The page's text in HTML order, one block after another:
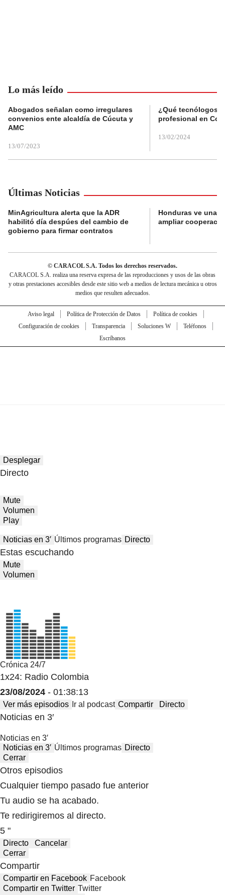
Lo más leído
Abogados señalan como irregulares
convenios ente alcaldía de Cúcuta y
AMC
13/07/2023
¿Qué tecnólogos
profesional en
13/02/2024
Últimas Noticias
MinAgricultura alerta que la ADR
habilitó día despúes del cambio de
gobierno para firmar contratos
Honduras ve una
ampliar
© CARACOL S.A. Todos los derechos reservados.
CARACOL S.A. realiza una reserva expresa de las reproducciones y usos de las obras
y otras prestaciones accesibles desde este sitio web a medios de lectura mecánica u otros
medios que resulten adecuados.
Aviso legal Política de Protección de Datos
Política de cookies
Configuración de cookies
Transparencia Soluciones W
Teléfonos
Escríbanos
Desplegar
Directo
Mute
Volumen
Play
Noticias en 3′ Últimos programas Directo
Estas escuchando
Mute
Volumen
Crónica 24/7
1x24: Radio Colombia
23/08/2024 - 01:38:13
Ver más episodios Ir al podcast Compartir Directo
Noticias en 3′
Noticias en 3′
Noticias en 3′ Últimos programas Directo
Cerrar
Otros episodios
Cualquier tiempo pasado fue anterior
Tu audio se ha acabado.
Te redirigiremos al directo.
5 "
Directo
Cancelar
Cerrar
Compartir
Compartir en Facebook Facebook
Compartir en Twitter Twitter